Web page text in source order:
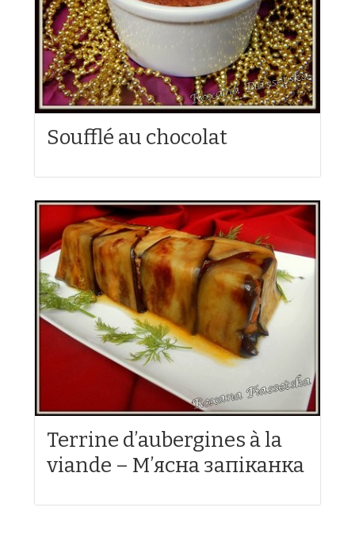
Soufflé au chocolat
Terrine d’aubergines à la
viande – М’ясна запіканка